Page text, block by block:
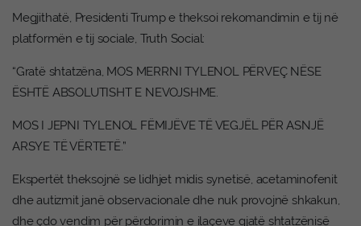
Megjithatë, Presidenti Trump e theksoi rekomandimin e tij në
platformën e tij sociale, Truth Social:
“Gratë shtatzëna, MOS MERRNI TYLENOL PËRVEÇ NËSE
ËSHTË ABSOLUTISHT E NEVOJSHME.
MOS I JEPNI TYLENOL FËMIJËVE TË VEGJËL PËR ASNJË
ARSYE TË VËRTETË.”
Ekspertët theksojnë se lidhjet midis synetisë, acetaminofenit
dhe autizmit janë observacionale dhe nuk provojnë shkakun,
dhe çdo vendim për përdorimin e ilaçeve gjatë shtatzënisë